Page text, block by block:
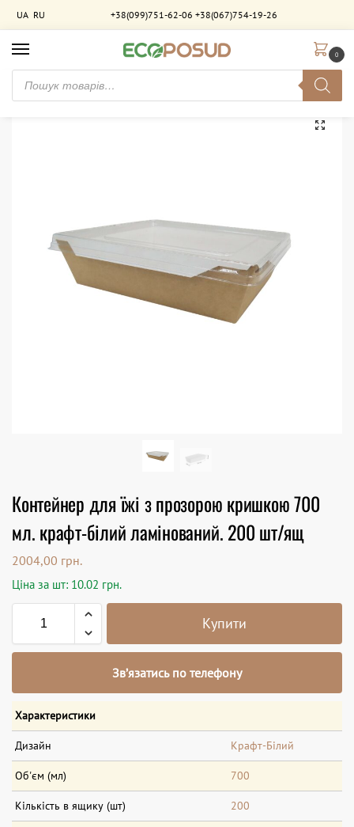
UA RU +38(099)751-62-06 +38(067)754-19-26
0
Головна / Паковання для фастфуду Контейнер для їжі з прозорою кришкою 700 мл. крафт-білий ламінований. 200 шт/ящ
Контейнер для їжі з прозорою кришкою 700
мл. крафт-білий ламінований. 200 шт/ящ
2004,00 грн.
Ціна за шт: 10.02 грн.
Купити
Зв’язатись по телефону
Характеристики
Дизайн Крафт-Білий
Об'єм (мл) 700
Кількість в ящику (шт) 200